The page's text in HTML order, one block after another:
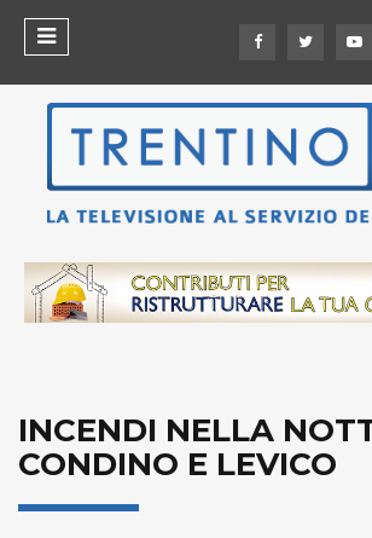
INCENDI NELLA
CONDINO E LEVICO